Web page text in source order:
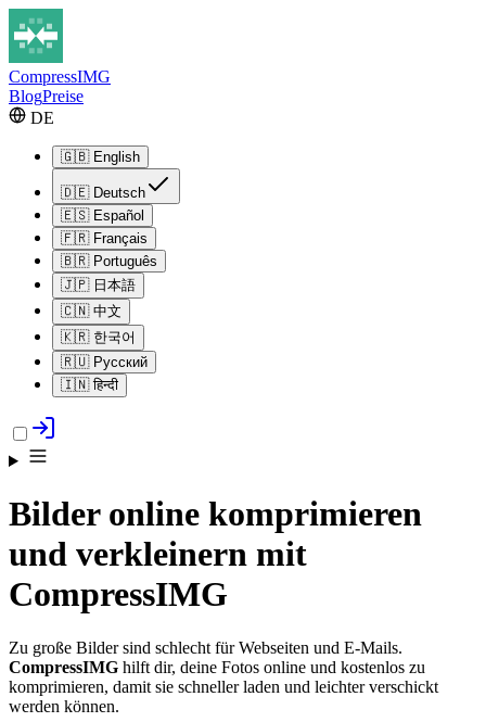
CompressIMG
BlogPreise
DE
🇬🇧 English
🇩🇪 Deutsch
🇪🇸 Español
🇫🇷 Français
🇧🇷 Português
🇯🇵 日本語
🇨🇳 中文
🇰🇷 한국어
🇷🇺 Русский
🇮🇳 हिन्दी
Bilder online komprimieren
und verkleinern mit
CompressIMG
Zu große Bilder sind schlecht für Webseiten und E-Mails.
CompressIMG hilft dir, deine Fotos online und kostenlos zu
komprimieren, damit sie schneller laden und leichter verschickt
werden können.